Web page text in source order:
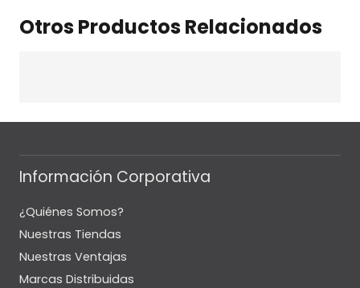
Otros Productos Relacionados
Información Corporativa
¿Quiénes Somos?
Nuestras Tiendas
Nuestras Ventajas
Marcas Distribuidas